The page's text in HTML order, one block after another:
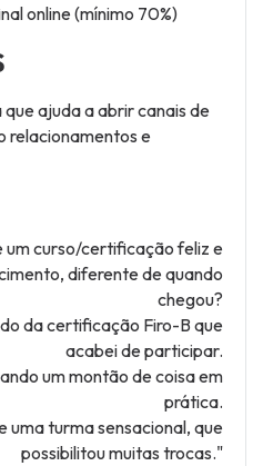
online (mínimo 70%)
ajuda a abrir canais de
relacionamentos e
um curso/certificação feliz e
diferente de quando
chegou?
da certificação Firo-B que
acabei de participar.
um montão de coisa em
prática.
uma turma sensacional, que
possibilitou muitas trocas."